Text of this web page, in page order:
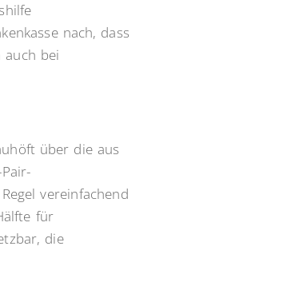
nach, dass
auch bei
über die aus
vereinfachend
für
die